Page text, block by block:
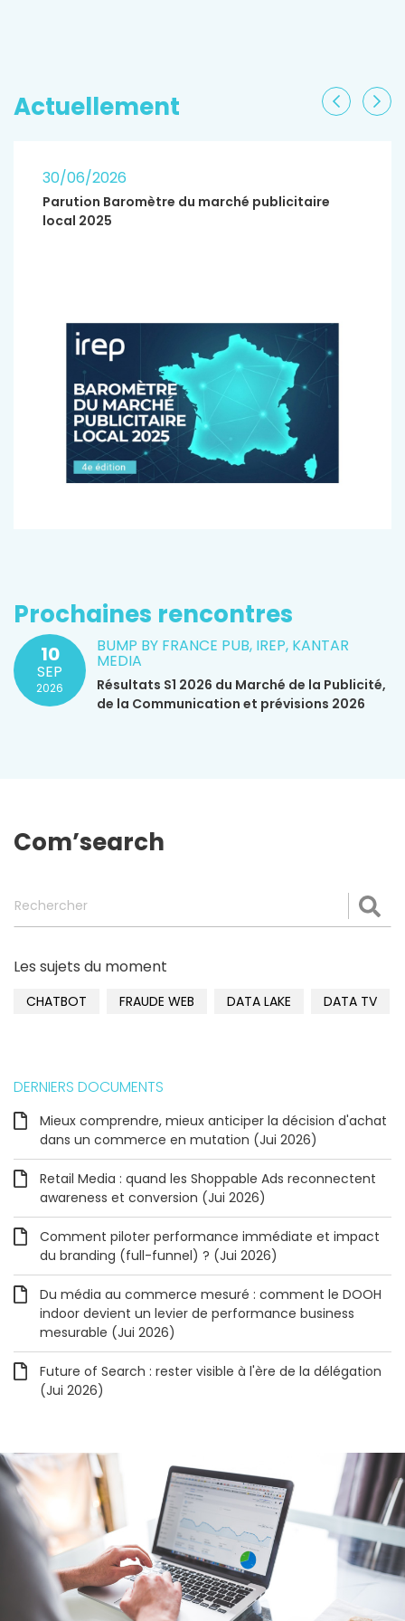
Actuellement
30/06/2026
Parution Baromètre du marché publicitaire
local 2025
Prochaines rencontres
10
SEP
2026
BUMP BY FRANCE PUB, IREP, KANTAR
MEDIA
Résultats S1 2026 du Marché de la Publicité,
de la Communication et prévisions 2026
Com’search
Les sujets du moment
CHATBOT FRAUDE WEB DATA LAKE DATA TV
DERNIERS DOCUMENTS
Mieux comprendre, mieux anticiper la décision d'achat
dans un commerce en mutation (Jui 2026)
Retail Media : quand les Shoppable Ads reconnectent
awareness et conversion (Jui 2026)
Comment piloter performance immédiate et impact
du branding (full-funnel) ? (Jui 2026)
Du média au commerce mesuré : comment le DOOH
indoor devient un levier de performance business
mesurable (Jui 2026)
Future of Search : rester visible à l'ère de la délégation
(Jui 2026)